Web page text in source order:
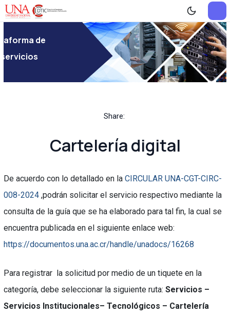
de
servicios
Share:
Cartelería digital
De acuerdo con lo detallado en la CIRCULAR UNA-CGT-CIRC-
008-2024,podrán solicitar el servicio respectivo mediante la
consulta de la guía que se ha elaborado para tal fin, la cual se
encuentra publicada en el siguiente enlace web:
https://documentos.una.ac.cr/handle/unadocs/16268
Para registrar la solicitud por medio de un tiquete en la
categoría, debe seleccionar la siguiente ruta: Servicios –
Servicios Institucionales– Tecnológicos – Cartelería